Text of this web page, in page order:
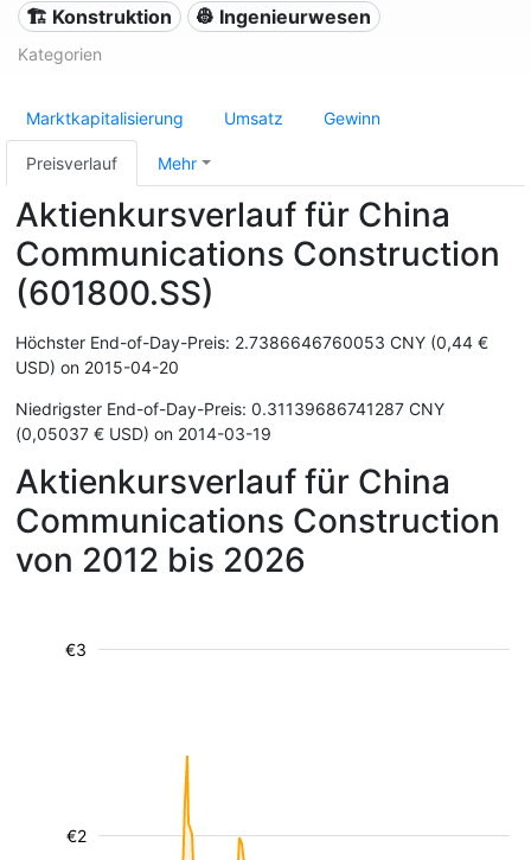
🏗 Konstruktion 👷 Ingenieurwesen
Kategorien
Marktkapitalisierung Umsatz Gewinn
Preisverlauf Mehr
Aktienkursverlauf für China
Communications Construction
(601800.SS)
Höchster End-of-Day-Preis: 2.7386646760053 CNY (0,44 €
USD) on 2015-04-20
Niedrigster End-of-Day-Preis: 0.31139686741287 CNY
(0,05037 € USD) on 2014-03-19
Aktienkursverlauf für China
Communications Construction
von 2012 bis 2026
€2
€3